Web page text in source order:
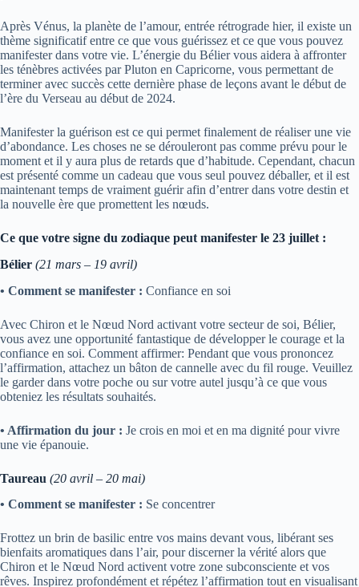
Après Vénus, la planète de l’amour, entrée rétrograde hier, il existe un
thème significatif entre ce que vous guérissez et ce que vous pouvez
manifester dans votre vie. L’énergie du Bélier vous aidera à affronter
les ténèbres activées par Pluton en Capricorne, vous permettant de
terminer avec succès cette dernière phase de leçons avant le début de
l’ère du Verseau au début de 2024.
Manifester la guérison est ce qui permet finalement de réaliser une vie
d’abondance. Les choses ne se dérouleront pas comme prévu pour le
moment et il y aura plus de retards que d’habitude. Cependant, chacun
est présenté comme un cadeau que vous seul pouvez déballer, et il est
maintenant temps de vraiment guérir afin d’entrer dans votre destin et
la nouvelle ère que promettent les nœuds.
Ce que votre signe du zodiaque peut manifester le 23 juillet :
Bélier (21 mars – 19 avril)
• Comment se manifester : Confiance en soi
Avec Chiron et le Nœud Nord activant votre secteur de soi, Bélier,
vous avez une opportunité fantastique de développer le courage et la
confiance en soi. Comment affirmer: Pendant que vous prononcez
l’affirmation, attachez un bâton de cannelle avec du fil rouge. Veuillez
le garder dans votre poche ou sur votre autel jusqu’à ce que vous
obteniez les résultats souhaités.
• Affirmation du jour : Je crois en moi et en ma dignité pour vivre
une vie épanouie.
Taureau (20 avril – 20 mai)
• Comment se manifester : Se concentrer
Frottez un brin de basilic entre vos mains devant vous, libérant ses
bienfaits aromatiques dans l’air, pour discerner la vérité alors que
Chiron et le Nœud Nord activent votre zone subconsciente et vos
rêves. Inspirez profondément et répétez l’affirmation tout en visualisant